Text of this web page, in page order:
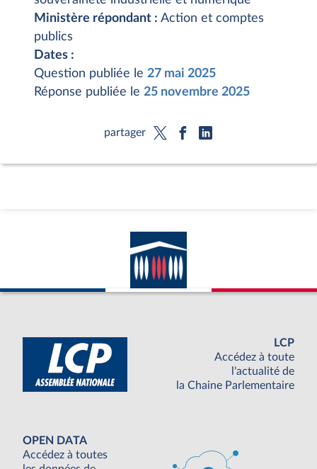
Ministère répondant : Action et comptes
publics
Dates :
Question publiée le 27 mai 2025
Réponse publiée le 25 novembre 2025
partager
LCP
Accédez à toute
l'actualité de
la Chaine Parlementaire
OPEN DATA
Accédez à toutes